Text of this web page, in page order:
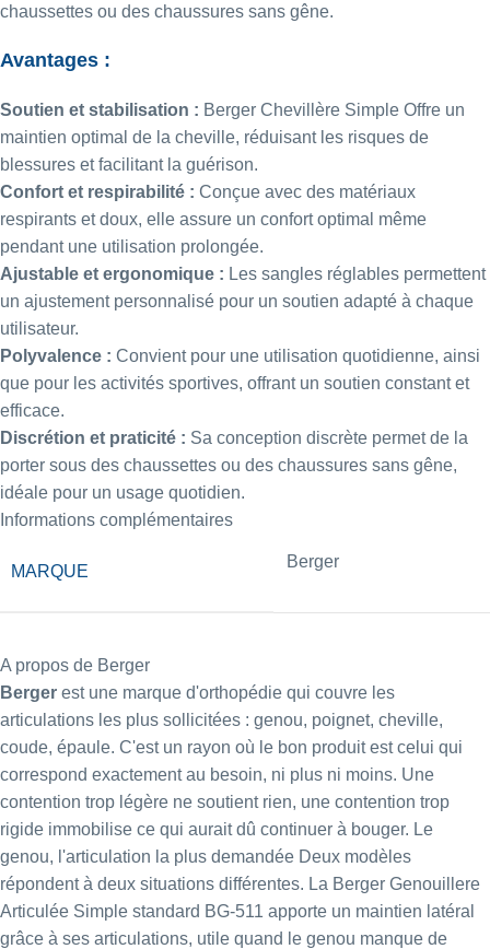
chaussettes ou des chaussures sans gêne.
Avantages :
Soutien et stabilisation : Berger Chevillère Simple Offre un
maintien optimal de la cheville, réduisant les risques de
blessures et facilitant la guérison.
Confort et respirabilité : Conçue avec des matériaux
respirants et doux, elle assure un confort optimal même
pendant une utilisation prolongée.
Ajustable et ergonomique : Les sangles réglables permettent
un ajustement personnalisé pour un soutien adapté à chaque
utilisateur.
Polyvalence : Convient pour une utilisation quotidienne, ainsi
que pour les activités sportives, offrant un soutien constant et
efficace.
Discrétion et praticité : Sa conception discrète permet de la
porter sous des chaussettes ou des chaussures sans gêne,
idéale pour un usage quotidien.
Informations complémentaires
MARQUE
Berger
A propos de Berger
Berger est une marque d'orthopédie qui couvre les
articulations les plus sollicitées : genou, poignet, cheville,
coude, épaule. C'est un rayon où le bon produit est celui qui
correspond exactement au besoin, ni plus ni moins. Une
contention trop légère ne soutient rien, une contention trop
rigide immobilise ce qui aurait dû continuer à bouger. Le
genou, l'articulation la plus demandée Deux modèles
répondent à deux situations différentes. La Berger Genouillere
Articulée Simple standard BG-511 apporte un maintien latéral
grâce à ses articulations, utile quand le genou manque de